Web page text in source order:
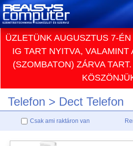
ÜZLETÜNK AUGUSZTUS 7-
IG TART NYITVA, VALAMINT
(SZOMBATON) ZÁRVA
Telefon > Dect Telefon
Csak ami raktáron van